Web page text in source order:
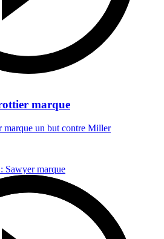
marque
marque un but contre Miller